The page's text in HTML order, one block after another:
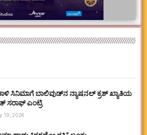
ಸಿನಿಮಾಗೆ ಬಾಲಿವುಡ್‌ನ ನ್ಯಾಷನಲ್ ಕ್ರಶ್ ಖ್ಯಾತಿಯ
ಸರಾಫ್ ಎಂಟ್ರಿ
19, 2026